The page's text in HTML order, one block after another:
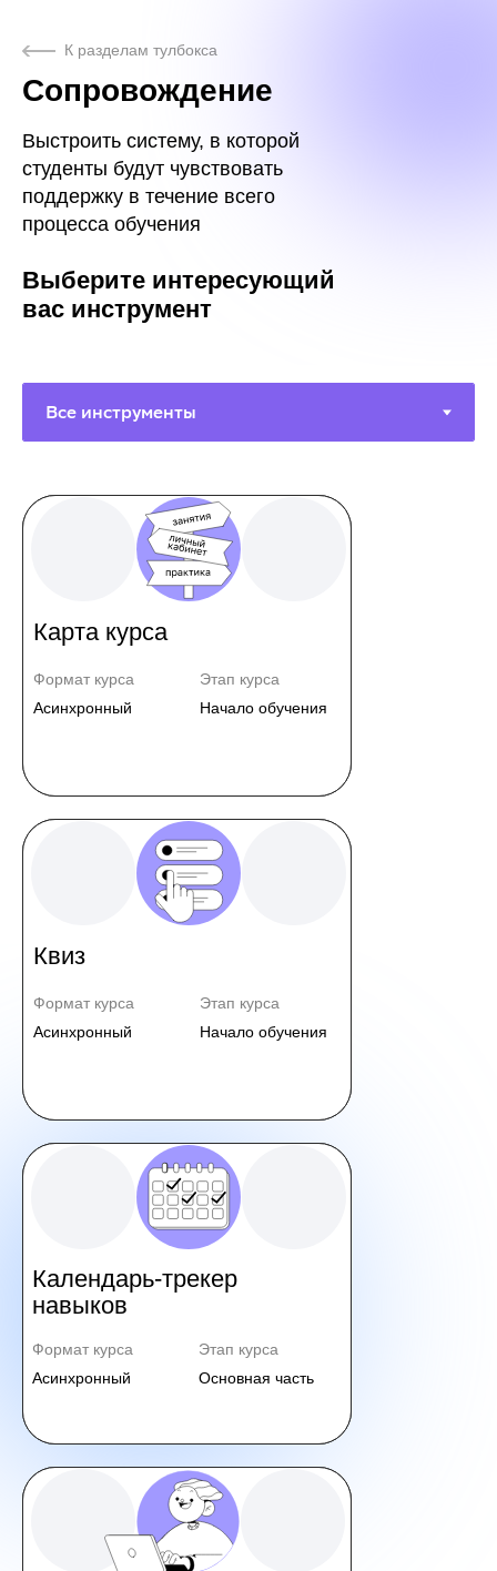
Сопровождение
Выберите интересующий
вас инструмент
Выстроить систему, в которой
студенты будут чувствовать
поддержку в течение всего
процесса обучения
К разделам тулбокса
Этап курса
Формат курса
Асинхронный
Начало обучения
Карта курса
Этап курса
Формат курса
Асинхронный
Начало обучения
Квиз
Этап курса
Формат курса
Асинхронный
Основная часть
Календарь-трекер
навыков